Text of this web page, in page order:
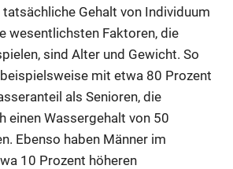
Gehalt von Individuum
wesentlichsten Faktoren, die
sind Alter und Gewicht. So
mit etwa 80 Prozent
als Senioren, die
einen Wassergehalt von 50
Ebenso haben Männer im
10 Prozent höheren